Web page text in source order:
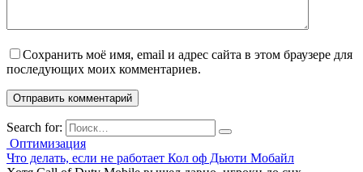
Сохранить моё имя, email и адрес сайта в этом браузере для
последующих моих комментариев.
Search for:
Оптимизация
Что делать, если не работает Кол оф Дьюти Мобайл